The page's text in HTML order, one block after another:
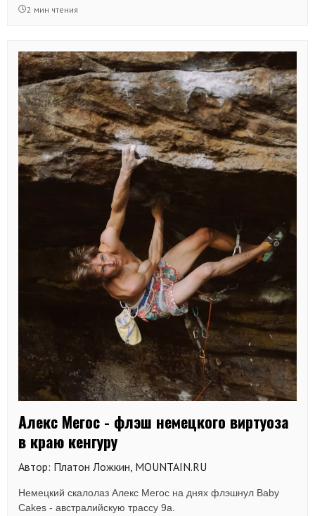
2 мин чтения
Алекс Мегос - флэш немецкого виртуоза
в краю кенгуру
Автор: Платон Ложкин, MOUNTAIN.RU
Немецкий скалолаз Алекс Мегос на днях флэшнул Baby
Cakes - австралийскую трассу 9а.